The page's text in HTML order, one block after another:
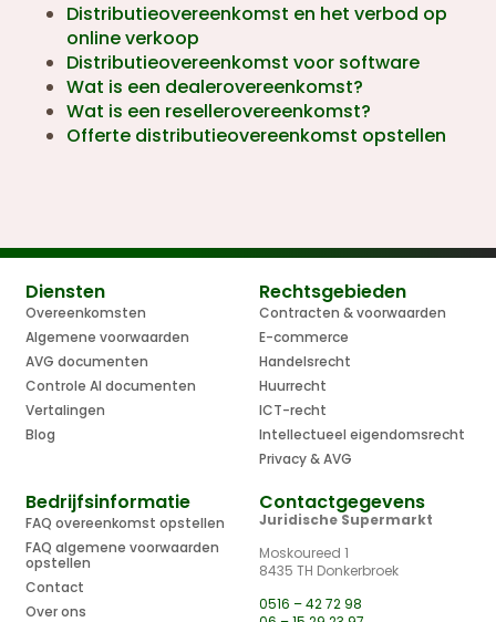
Distributieovereenkomst en het verbod op
online verkoop
Distributieovereenkomst voor software
Wat is een dealerovereenkomst?
Wat is een resellerovereenkomst?
Offerte distributieovereenkomst opstellen
Diensten
Overeenkomsten
Algemene voorwaarden
AVG documenten
Controle AI documenten
Vertalingen
Blog
Rechtsgebieden
Contracten & voorwaarden
E-commerce
Handelsrecht
Huurrecht
ICT-recht
Intellectueel eigendomsrecht
Privacy & AVG
Bedrijfsinformatie
FAQ overeenkomst opstellen
FAQ algemene voorwaarden
opstellen
Contact
Over ons
Contactgegevens
Juridische Supermarkt
Moskoureed 1
8435 TH Donkerbroek
0516 – 42 72 98